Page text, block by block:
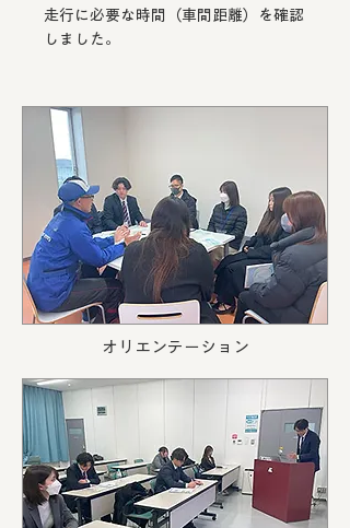
走行に必要な時間（車間距離）を確認
しました。
オリエンテーション